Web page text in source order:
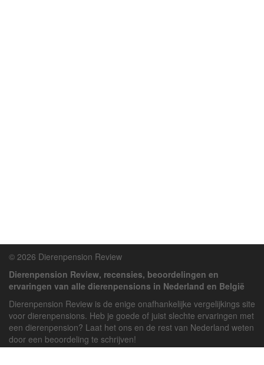
© 2026 Dierenpension Review
Dierenpension Review, recensies, beoordelingen en
ervaringen van alle dierenpensions in Nederland en België
Dierenpension Review is de enige onafhankelijke vergelijkings site
voor dierenpensions. Heb je goede of juist slechte ervaringen met
een dierenpension? Laat het ons en de rest van Nederland weten
door een beoordeling te schrijven!